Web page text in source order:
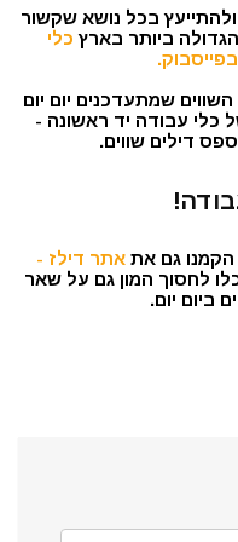
בכל נושא שקשור
ביותר בארץ כלי
שמתעדכנים יום יום
כלי עבודה יד ראשונה -
דילים שווים.
הקמנו גם אתאתר דילז -
לחסוך המון גם על שאר
ביום יום.